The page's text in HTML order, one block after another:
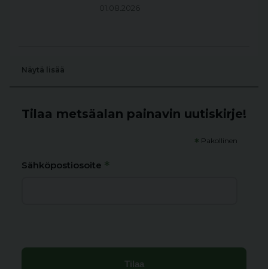
01.08.2026
Näytä lisää
Tilaa metsäalan painavin uutiskirje!
* Pakollinen
Sähköpostiosoite *